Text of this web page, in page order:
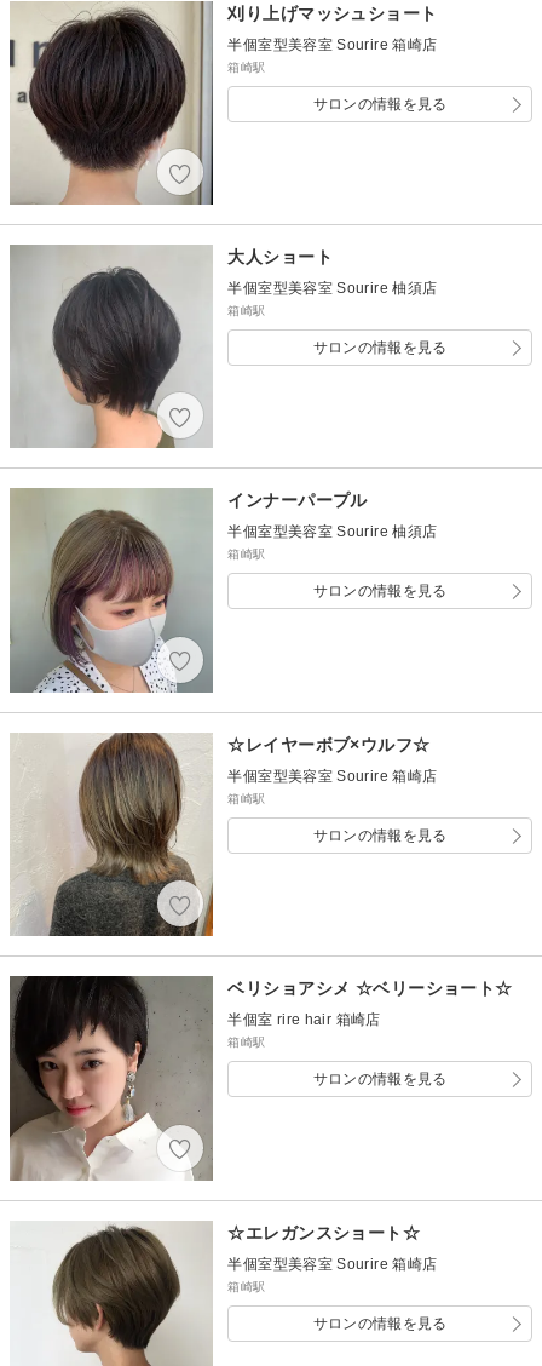
刈り上げマッシュショート
半個室型美容室 Sourire 箱崎店
箱崎駅
サロンの情報を見る
大人ショート
半個室型美容室 Sourire 柚須店
箱崎駅
サロンの情報を見る
インナーパープル
半個室型美容室 Sourire 柚須店
箱崎駅
サロンの情報を見る
☆レイヤーボブ×ウルフ☆
半個室型美容室 Sourire 箱崎店
箱崎駅
サロンの情報を見る
ベリショアシメ ☆ベリーショート☆
半個室 rire hair 箱崎店
箱崎駅
サロンの情報を見る
☆エレガンスショート☆
半個室型美容室 Sourire 箱崎店
箱崎駅
サロンの情報を見る